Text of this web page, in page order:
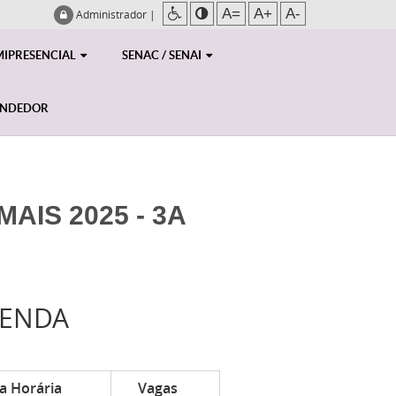
Administrador | A= A+ A-
SENAC / SENAI
2025 - 3A
Horária Vagas